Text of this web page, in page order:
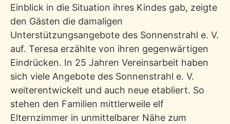
Einblick in die Situation ihres Kindes gab, zeigte
den Gästen die damaligen
Unterstützungsangebote des Sonnenstrahl e. V.
auf. Teresa erzählte von ihren gegenwärtigen
Eindrücken. In 25 Jahren Vereinsarbeit haben
sich viele Angebote des Sonnenstrahl e. V.
weiterentwickelt und auch neue etabliert. So
stehen den Familien mittlerweile elf
Elternzimmer in unmittelbarer Nähe zum